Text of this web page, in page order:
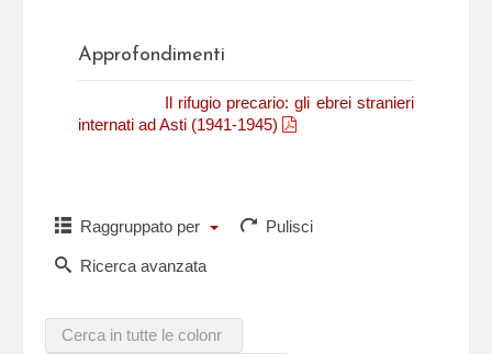
Approfondimenti
Il rifugio precario: gli ebrei stranieri
internati ad Asti (1941-1945)
Raggruppato per Pulisci
Ricerca avanzata